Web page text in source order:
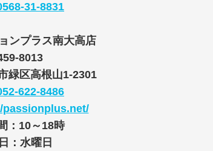
31-8831
ンプラス南大高店
8013
緑区高根山1-2301
622-8486
passionplus.net/
：10～18時
：水曜日